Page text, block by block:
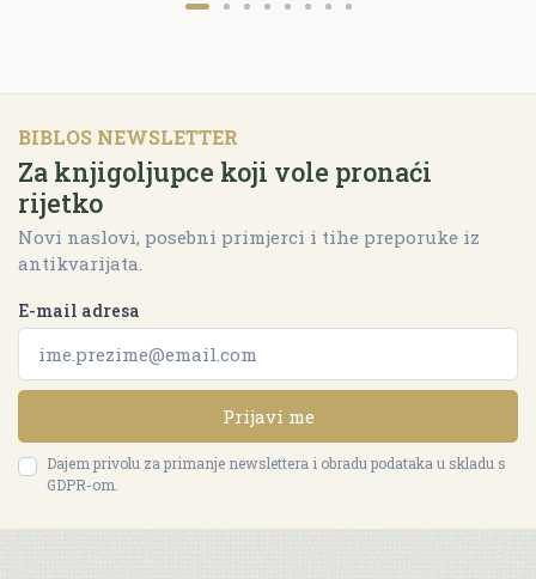
BIBLOS NEWSLETTER
Za knjigoljupce koji vole pronaći
rijetko
Novi naslovi, posebni primjerci i tihe preporuke iz
antikvarijata.
E-mail adresa
Prijavi me
Dajem privolu za primanje newslettera i obradu podataka u skladu s
GDPR-om.